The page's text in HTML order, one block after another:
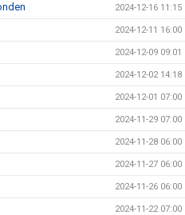
2024-12-16 11:15
2024-12-11 16:00
2024-12-09 09:01
2024-12-02 14:18
2024-12-01 07:00
2024-11-29 07:00
2024-11-28 06:00
2024-11-27 06:00
2024-11-26 06:00
2024-11-22 07:00